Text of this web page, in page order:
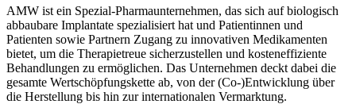
AMW ist ein Spezial-Pharmaunternehmen, das sich auf biologisch
abbaubare Implantate spezialisiert hat und Patientinnen und
Patienten sowie Partnern Zugang zu innovativen Medikamenten
bietet, um die Therapietreue sicherzustellen und kosteneffiziente
Behandlungen zu ermöglichen. Das Unternehmen deckt dabei die
gesamte Wertschöpfungskette ab, von der (Co-)Entwicklung über
die Herstellung bis hin zur internationalen Vermarktung.